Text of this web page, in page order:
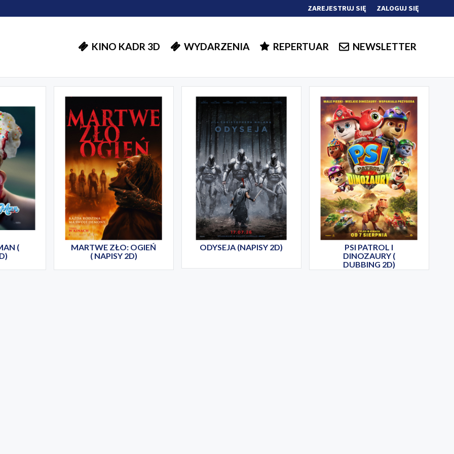
ZAREJESTRUJ SIĘ ZALOGUJ SIĘ
KINO KADR 3D WYDARZENIA REPERTUAR NEWSLETTER
(
MARTWE ZŁO: OGIEŃ
( NAPISY 2D)
ODYSEJA (NAPISY 2D)
PSI PATROL I
DINOZAURY (
DUBBING 2D)